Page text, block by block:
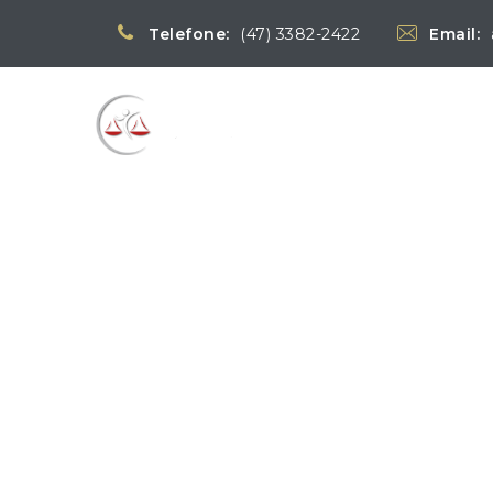
Telefone: (47) 3382-2422 Email: